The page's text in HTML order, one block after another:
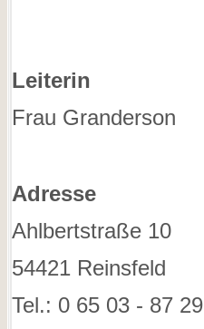
Leiterin
Frau Granderson
Adresse
Ahlbertstraße 10
54421 Reinsfeld
Tel.: 0 65 03 - 87 29